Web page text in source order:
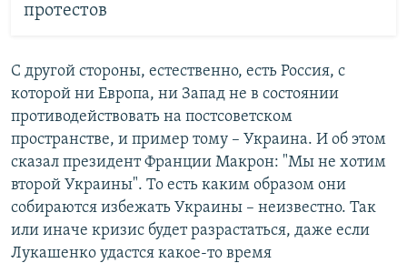
протестов
С другой стороны, естественно, есть Россия, с
которой ни Европа, ни Запад не в состоянии
противодействовать на постсоветском
пространстве, и пример тому – Украина. И об этом
сказал президент Франции Макрон: "Мы не хотим
второй Украины". То есть каким образом они
собираются избежать Украины – неизвестно. Так
или иначе кризис будет разрастаться, даже если
Лукашенко удастся какое-то время